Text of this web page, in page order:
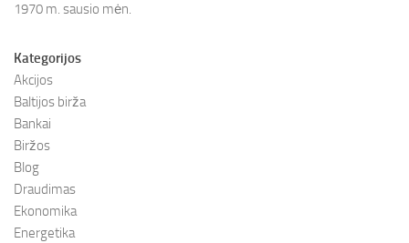
1970 m. sausio mėn.
Kategorijos
Akcijos
Baltijos birža
Bankai
Biržos
Blog
Draudimas
Ekonomika
Energetika